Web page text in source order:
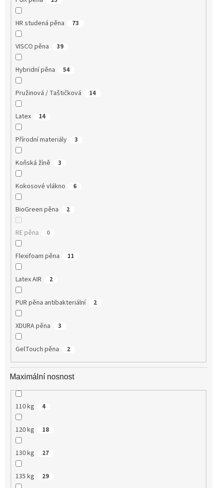
HR studená pěna 73
VISCO pěna 39
Hybridní pěna 54
Pružinová / Taštičková 14
Latex 14
Přírodní materiály 3
Koňská žíně 3
Kokosové vlákno 6
BioGreen pěna 2
RE pěna 0
Flexifoam pěna 11
Latex AIR 2
PUR pěna antibakteriální 2
XDURA pěna 3
GelTouch pěna 2
Maximální nosnost
110 kg 4
120 kg 18
130 kg 27
135 kg 29